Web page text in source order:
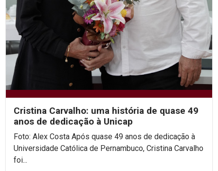
Cristina Carvalho: uma história de quase 49
anos de dedicação à Unicap
Foto: Alex Costa Após quase 49 anos de dedicação à
Universidade Católica de Pernambuco, Cristina Carvalho
foi...